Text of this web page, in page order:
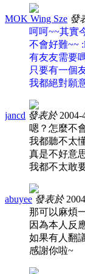
MOK Wing Sze 發
呵呵~~其實
不會好難~~
有友友需要
只要有一個
我都絕對願
jancd 發表於 2004-
嗯？怎麼不
我都聽不太
真是不好意
我都不太敢
abuyee 發表於
那可以麻煩
因為本人反
如果有人翻
感謝你啦~